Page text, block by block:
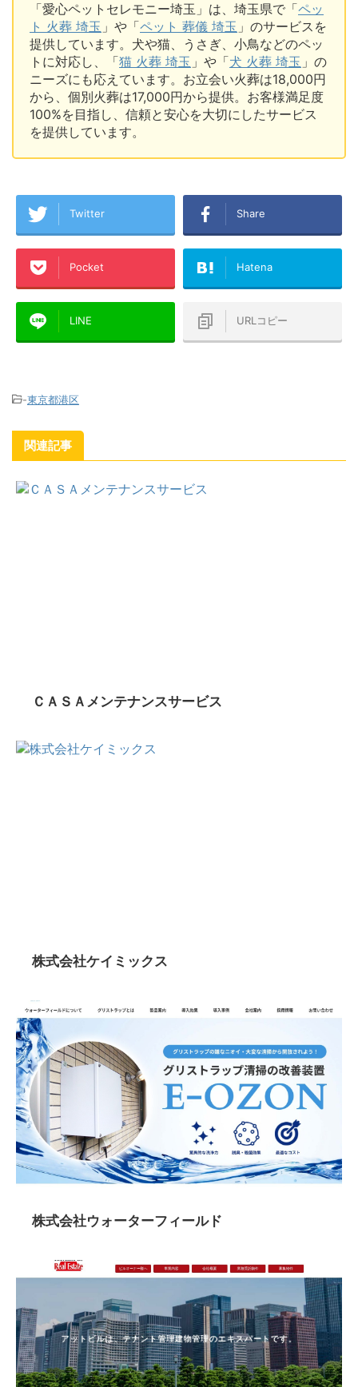
「愛心ペットセレモニー埼玉」は、埼玉県で「ペッ
ト 火葬 埼玉 」や「ペット 葬儀 埼玉 」のサービスを
提供しています。犬や猫、うさぎ、小鳥などのペッ
トに対応し、「猫 火葬 埼玉 」や「犬 火葬 埼玉 」の
ニーズにも応えています。お立会い火葬は18,000円
から、個別火葬は17,000円から提供。お客様満足度
100%を目指し、信頼と安心を大切にしたサービス
を提供しています。
Twitter Share
Pocket Hatena
LINE URLコピー
-東京都港区
関連記事
ＣＡＳＡメンテナンスサービス
株式会社ケイミックス
株式会社ウォーターフィールド